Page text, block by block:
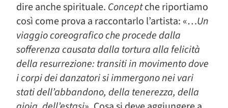
dire anche spirituale. Conceptche riportiamo
così come prova a raccontarlo l’artista: «…Un
viaggio coreografico che procede dalla
sofferenza causata dalla tortura alla felicità
della resurrezione: transiti in movimento dove
i corpi dei danzatori si immergono nei vari
stati dell’abbandono, della tenerezza, della